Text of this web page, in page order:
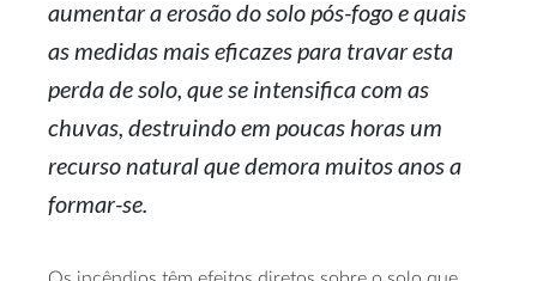
aumentar a erosão do solo pós-fogo e quais
as medidas mais eficazes para travar esta
perda de solo, que se intensifica com as
chuvas, destruindo em poucas horas um
recurso natural que demora muitos anos a
formar-se.